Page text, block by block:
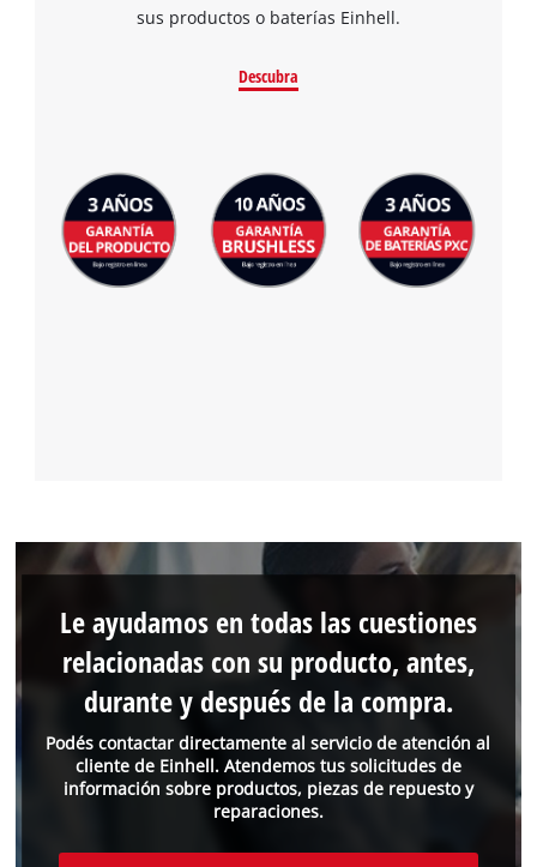
sus productos o baterías Einhell.
Descubra
Podés contactar directamente al servicio de atención al
cliente de Einhell. Atendemos tus solicitudes de
información sobre productos, piezas de repuesto y
reparaciones.
Le ayudamos en todas las cuestiones
relacionadas con su producto, antes,
durante y después de la compra.